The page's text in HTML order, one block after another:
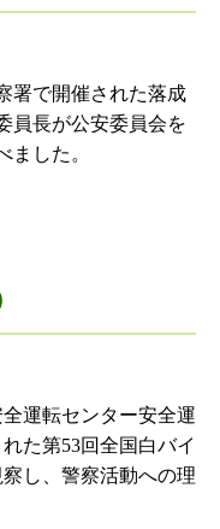
署で開催された落成
員長が公安委員会を
ました。
運転センター安全運
た第53回全国白バイ
し、警察活動への理